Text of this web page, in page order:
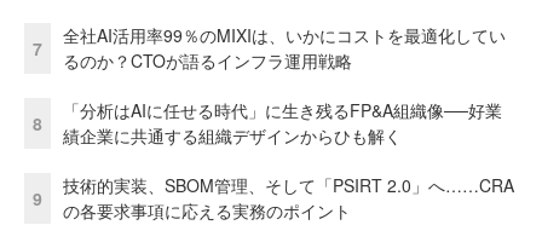
7
全社AI活用率99％のMIXIは、いかにコストを最適化してい
るのか？CTOが語るインフラ運用戦略
8
「分析はAIに任せる時代」に生き残るFP&A組織像──好業
績企業に共通する組織デザインからひも解く
9
技術的実装、SBOM管理、そして「PSIRT 2.0」へ……CRA
の各要求事項に応える実務のポイント